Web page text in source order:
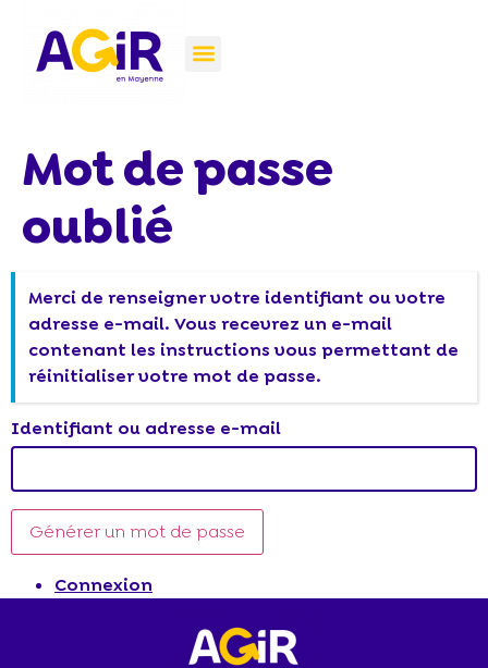
principal
Mot de passe
oublié
Merci de renseigner votre identifiant ou votre
adresse e-mail. Vous recevrez un e-mail
contenant les instructions vous permettant de
réinitialiser votre mot de passe.
Identifiant ou adresse e-mail
Générer un mot de passe
Connexion